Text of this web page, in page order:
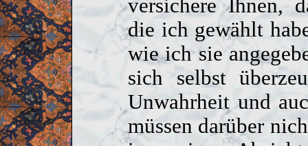
versichere Ihnen,
die ich gewählt
wie ich sie
sich selbst
Unwahrheit und
müssen darüber